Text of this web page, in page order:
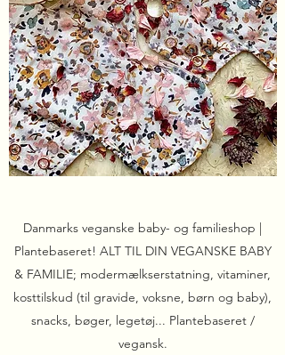
Danmarks veganske baby- og familieshop |
Plantebaseret! ALT TIL DIN VEGANSKE BABY
& FAMILIE; modermælkserstatning, vitaminer,
kosttilskud (til gravide, voksne, børn og baby),
snacks, bøger, legetøj... Plantebaseret /
vegansk.